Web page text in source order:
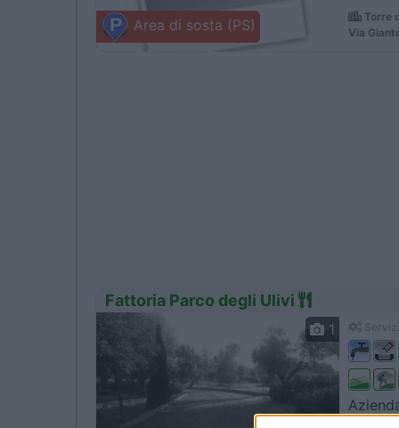
Area di sosta (PS)
Torre
Via
Fattoria Parco degli Ulivi
1